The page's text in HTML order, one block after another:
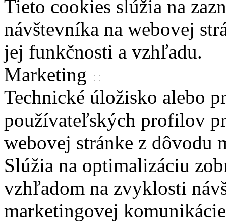
Tieto cookies slúžia na
návštevníka na webovej
jej funkčnosti a vzhľadu.
Marketing
Technické úložisko alebo
používateľských profilov
webovej stránke z dôvodu
Slúžia na optimalizáciu
vzhľadom na zvyklosti
marketingovej